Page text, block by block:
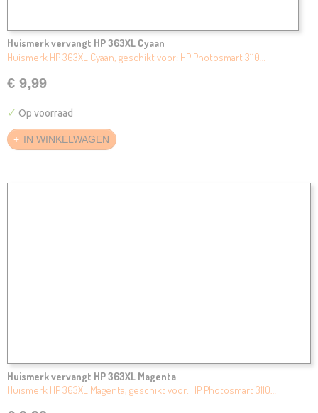
Huismerk vervangt HP 363XL Cyaan
Huismerk HP 363XL Cyaan, geschikt voor: HP Photosmart 3110…
€ 9,99
✓ Op voorraad
IN WINKELWAGEN
Huismerk vervangt HP 363XL Magenta
Huismerk HP 363XL Magenta, geschikt voor: HP Photosmart 3110…